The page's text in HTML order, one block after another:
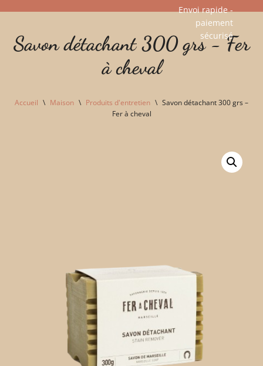
au
Envoi rapide -
paiement
sécurisé​
Savon détachant 300 grs - Fer
à cheval
Accueil \ Maison \ Produits d'entretien \ Savon détachant 300 grs –
Fer à cheval